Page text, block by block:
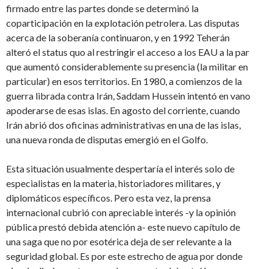
firmado entre las partes donde se determinó la
coparticipación en la explotación petrolera. Las disputas
acerca de la soberanía continuaron, y en 1992 Teherán
alteró el status quo al restringir el acceso a los EAU a la par
que aumentó considerablemente su presencia (la militar en
particular) en esos territorios. En 1980, a comienzos de la
guerra librada contra Irán, Saddam Hussein intentó en vano
apoderarse de esas islas. En agosto del corriente, cuando
Irán abrió dos oficinas administrativas en una de las islas,
una nueva ronda de disputas emergió en el Golfo.
Esta situación usualmente despertaría el interés solo de
especialistas en la materia, historiadores militares, y
diplomáticos específicos. Pero esta vez, la prensa
internacional cubrió con apreciable interés -y la opinión
pública prestó debida atención a- este nuevo capítulo de
una saga que no por esotérica deja de ser relevante a la
seguridad global. Es por este estrecho de agua por donde